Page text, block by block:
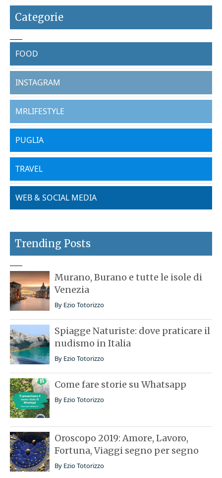
Categorie
FOOD
INSTAGRAM
MRLIFESTYLE
PUGLIA
TRAVEL
WEB & SOCIAL MEDIA
Trending Posts
Murano, Burano e tutte le isole di
Venezia
By Ezio Totorizzo
Spiagge Naturiste: dove praticare il
nudismo in Italia
By Ezio Totorizzo
Come fare storie su Whatsapp
By Ezio Totorizzo
Oroscopo 2019: Amore, Lavoro,
Fortuna, Viaggi segno per segno
By Ezio Totorizzo